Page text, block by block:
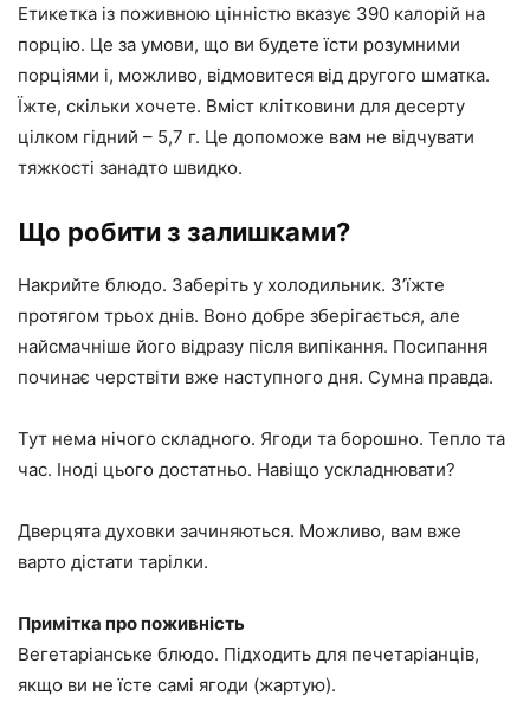
Етикетка із поживною цінністю вказує 390 калорій на
порцію. Це за умови, що ви будете їсти розумними
порціями і, можливо, відмовитеся від другого шматка.
Їжте, скільки хочете. Вміст клітковини для десерту
цілком гідний – 5,7 г. Це допоможе вам не відчувати
тяжкості занадто швидко.
Що робити з залишками?
Накрийте блюдо. Заберіть у холодильник. З’їжте
протягом трьох днів. Воно добре зберігається, але
найсмачніше його відразу після випікання. Посипання
починає черствіти вже наступного дня. Сумна правда.
Тут нема нічого складного. Ягоди та борошно. Тепло та
час. Іноді цього достатньо. Навіщо ускладнювати?
Дверцята духовки зачиняються. Можливо, вам вже
варто дістати тарілки.
Примітка про поживність
Вегетаріанське блюдо. Підходить для печетаріанців,
якщо ви не їсте самі ягоди (жартую).